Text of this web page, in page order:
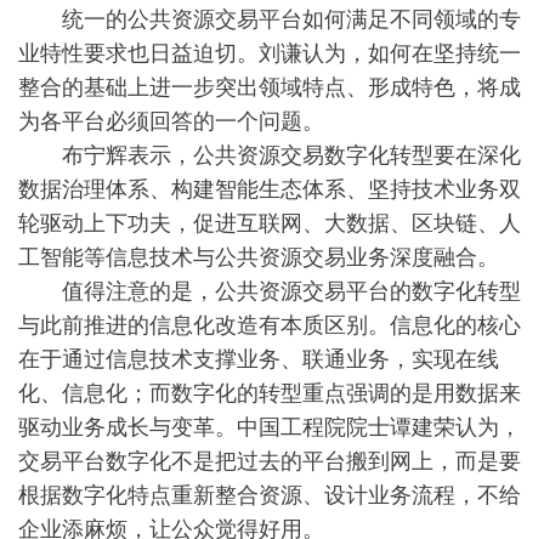
统一的公共资源交易平台如何满足不同领域的专
业特性要求也日益迫切。刘谦认为，如何在坚持统一
整合的基础上进一步突出领域特点、形成特色，将成
为各平台必须回答的一个问题。
布宁辉表示，公共资源交易数字化转型要在深化
数据治理体系、构建智能生态体系、坚持技术业务双
轮驱动上下功夫，促进互联网、大数据、区块链、人
工智能等信息技术与公共资源交易业务深度融合。
值得注意的是，公共资源交易平台的数字化转型
与此前推进的信息化改造有本质区别。信息化的核心
在于通过信息技术支撑业务、联通业务，实现在线
化、信息化；而数字化的转型重点强调的是用数据来
驱动业务成长与变革。中国工程院院士谭建荣认为，
交易平台数字化不是把过去的平台搬到网上，而是要
根据数字化特点重新整合资源、设计业务流程，不给
企业添麻烦，让公众觉得好用。